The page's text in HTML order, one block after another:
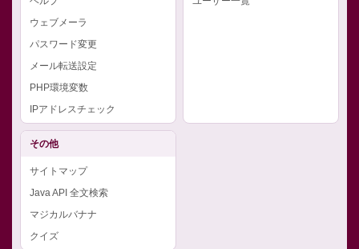
ウェブメーラ
パスワード変更
メール転送設定
PHP環境変数
IPアドレスチェック
その他
サイトマップ
Java API 全文検索
マジカルバナナ
クイズ